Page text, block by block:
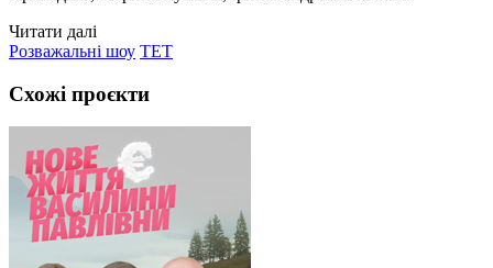
Читати далі
Розважальні шоу ТЕТ
Схожі проєкти